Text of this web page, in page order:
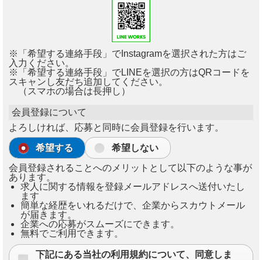
※「希望する連絡手段」でInstagramを選択された方はご
入力ください。
※「希望する連絡手段」でLINEを選択の方はQRコードを
スキャンし友だち追加してください。
（スマホの場合は長押し）
会員登録について
よろしければ、応募と同時に会員登録を行います。
希望する 希望しない
会員登録されることへのメリットとして以下のような事が
あります。
求人に関する情報を登録メールアドレスへ送付いたし
ます
簡単な経歴をいれるだけで、企業からスカウトメール
が届きます。
企業への応募がスムーズにできます。
無料でご利用できます。
下記にある当社の利用規約について、同意しま